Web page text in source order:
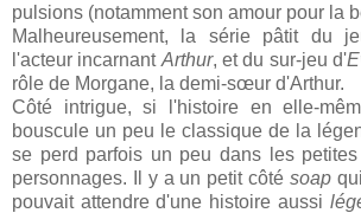
pulsions (notamment son amour pour la
Malheureusement, la série pâtit du
l'acteur incarnant Arthur, et du sur-jeu d'
rôle de Morgane, la demi-sœur d'Arthur.
Côté intrigue, si l'histoire en elle-
bouscule un peu le classique de la
se perd parfois un peu dans les petites
personnages. Il y a un petit côté soap
pouvait attendre d'une histoire aussi